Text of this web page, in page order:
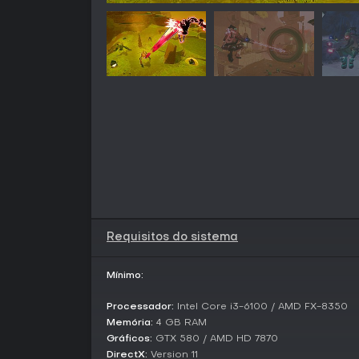
Requisitos do sistema
Mínimo:
Processador: Intel Core i3-6100 / AMD FX-8350
Memória: 4 GB RAM
Gráficos: GTX 580 / AMD HD 7870
DirectX: Version 11